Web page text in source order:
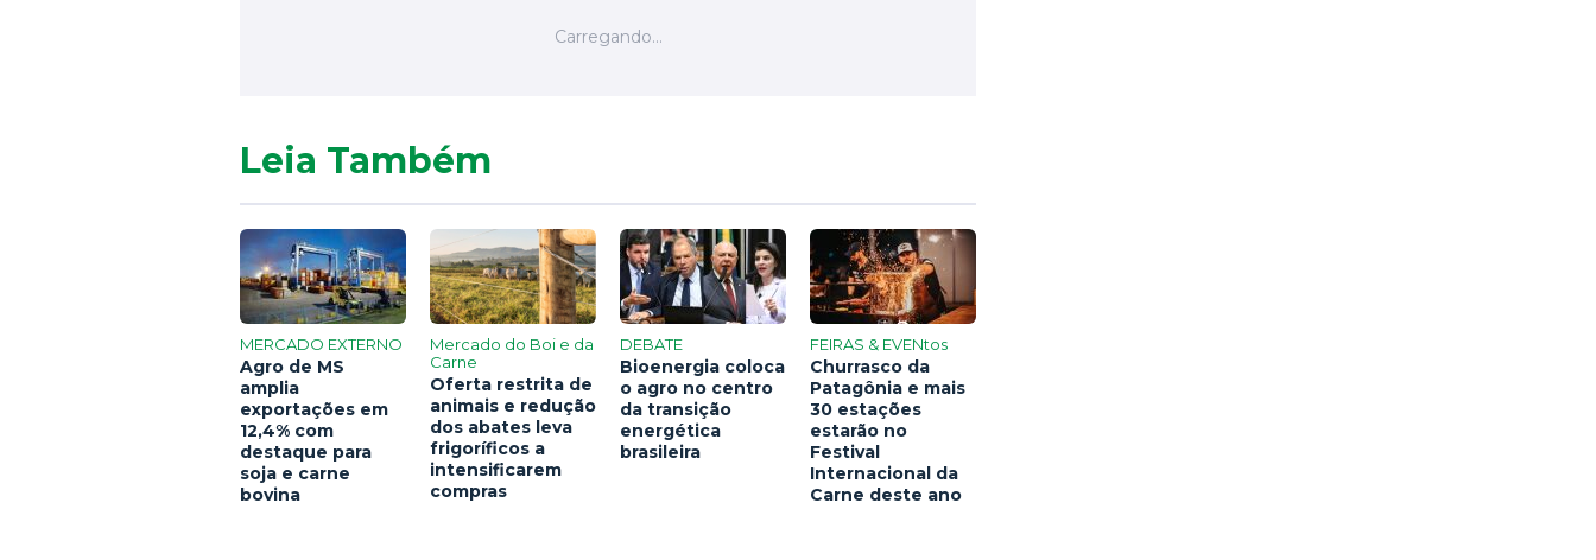
Leia Também
MERCADO EXTERNO
Agro de MS
amplia
exportações em
12,4% com
destaque para
soja e carne
bovina
Mercado do Boi e da
Carne
Oferta restrita de
animais e redução
dos abates leva
frigoríficos a
intensificarem
compras
DEBATE
Bioenergia coloca
o agro no centro
da transição
energética
brasileira
FEIRAS & EVENtos
Churrasco da
Patagônia e mais
30 estações
estarão no
Festival
Internacional da
Carne deste ano